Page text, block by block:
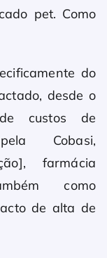
pet. Como
do
desde o
custos de
Cobasi,
farmácia
como
de alta de